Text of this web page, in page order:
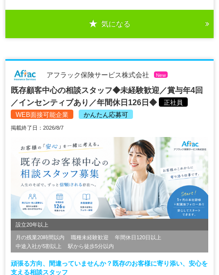
気になる
アフラック保険サービス株式会社 New
既存顧客中心の相談スタッフ◆未経験歓迎／賞与年4回
／インセンティブあり／年間休日126日◆
正社員
WEB面接可能企業
かんたん応募可
掲載終了日：2026/8/7
設立20年以上
月の残業20時間以内 職種未経験歓迎
年間休日120日以上
中途入社が5割以上
駅から徒歩5分以内
頑張る方向、間違っていませんか？既存のお客様に寄り添い、安心を
支える相談スタッフ